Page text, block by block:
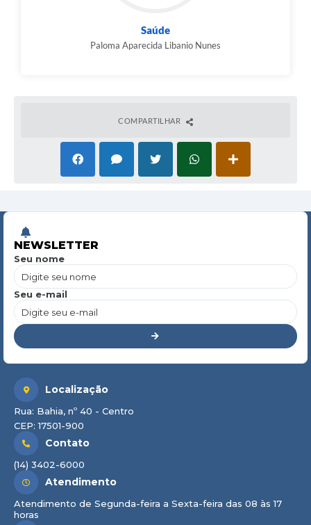
Saúde
Paloma Aparecida Libanio Nunes
COMPARTILHAR
NEWSLETTER
Seu nome
Seu e-mail
Localização
Rua: Bahia, nº 40 - Centro
CEP: 17501-900
Contato
(14) 3402-6000
Atendimento
Atendimento de Segunda-feira a Sexta-feira das 08 às 17
horas